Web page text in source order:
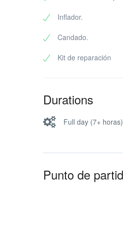
Inflador.
Candado.
Kit de reparación
Durations
Full day (7+ horas)
Punto de